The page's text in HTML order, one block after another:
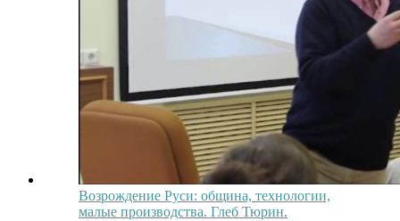
Возрождение Руси: община, технологии,
малые производства. Глеб Тюрин.